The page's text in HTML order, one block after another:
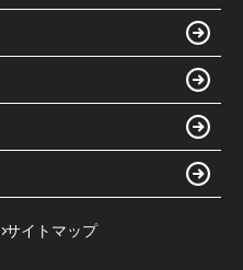
サイトマップ